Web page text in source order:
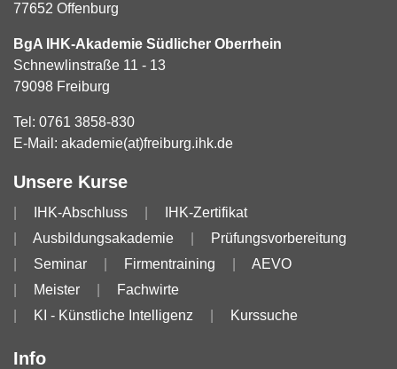
77652 Offenburg
BgA IHK-Akademie Südlicher Oberrhein
Schnewlinstraße 11 - 13
79098 Freiburg
Tel: 0761 3858-830
E-Mail: akademie(at)freiburg.ihk.de
Unsere Kurse
IHK-Abschluss
IHK-Zertifikat
Ausbildungsakademie
Prüfungsvorbereitung
Seminar
Firmentraining
AEVO
Meister
Fachwirte
KI - Künstliche Intelligenz
Kurssuche
Info